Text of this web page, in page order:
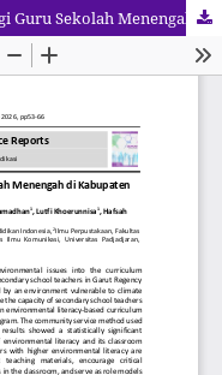
Peningkatan Literasi Lingkungan bagi Guru Sekolah Menengah di Kabupaten Garut